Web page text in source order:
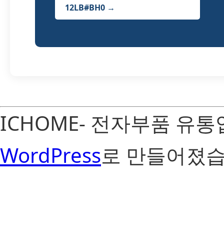
12LB#BH0 →
ICHOME- 전자부품 유
WordPress로 만들어졌